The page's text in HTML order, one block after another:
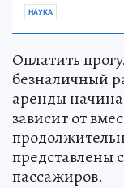
НАУКА
Оплатить
безналичный
аренды
зависит от
представлены
пассажиров.